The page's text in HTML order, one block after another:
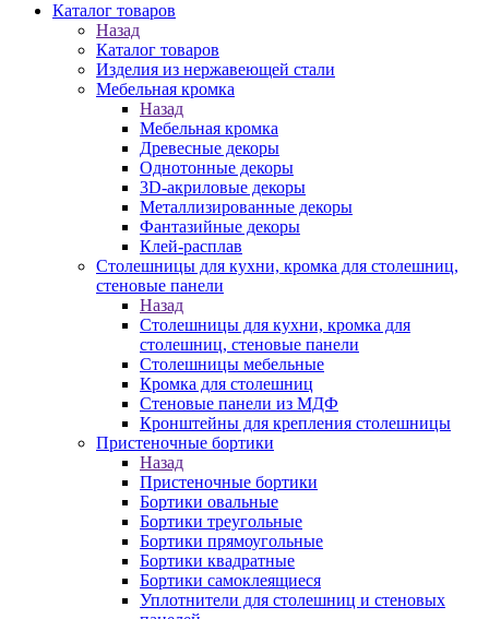
Каталог товаров
Назад
Каталог товаров
Изделия из нержавеющей стали
Мебельная кромка
Назад
Мебельная кромка
Древесные декоры
Однотонные декоры
3D-акриловые декоры
Металлизированные декоры
Фантазийные декоры
Клей-расплав
Столешницы для кухни, кромка для столешниц,
стеновые панели
Назад
Столешницы для кухни, кромка для
столешниц, стеновые панели
Столешницы мебельные
Кромка для столешниц
Стеновые панели из МДФ
Кронштейны для крепления столешницы
Пристеночные бортики
Назад
Пристеночные бортики
Бортики овальные
Бортики треугольные
Бортики прямоугольные
Бортики квадратные
Бортики самоклеящиеся
Уплотнители для столешниц и стеновых